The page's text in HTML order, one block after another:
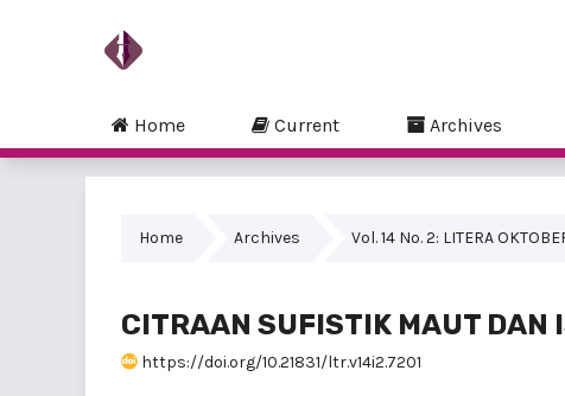
Home Current Archives
Home Archives Vol. 14 No. 2: LITERA
CITRAAN SUFISTIK MAUT DAN
https://doi.org/10.21831/ltr.v14i2.7201